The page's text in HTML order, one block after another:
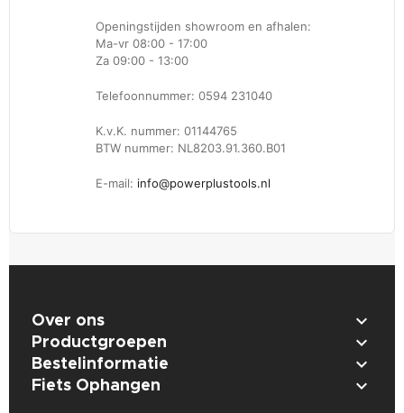
Openingstijden showroom en afhalen:
Ma-vr 08:00 - 17:00
Za 09:00 - 13:00
Telefoonnummer: 0594 231040
K.v.K. nummer: 01144765
BTW nummer: NL8203.91.360.B01
E-mail: info@powerplustools.nl
Over ons 
Productgroepen 
Bestelinformatie 
Fiets Ophangen 